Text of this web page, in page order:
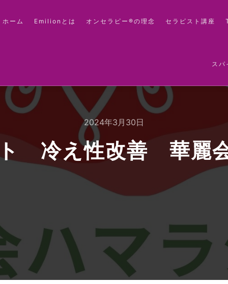
ホーム Emilionとは オンセラピー®の理念 セラピスト講座
スパ
2024年3月30日
冷え性改善 華麗